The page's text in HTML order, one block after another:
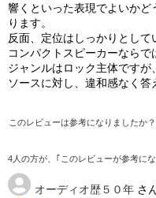
響くといった表現でよいか
ります。
反面、定位はしっかりとして
コンパクトスピーカーならで
ジャンルはロック主体ですが
ソースに対し、違和感なく答
このレビューは参考になりましたか？
4人の方が、｢このレビューが参考に
オーディオ歴５０年 さ